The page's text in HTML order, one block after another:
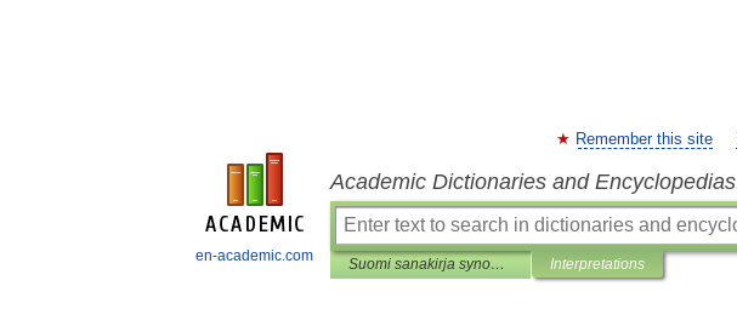
en-academic.com
Remember this site
Academic Dictionaries and Encyclopedias
Suomi sanakirja synonyymejä Interpretations